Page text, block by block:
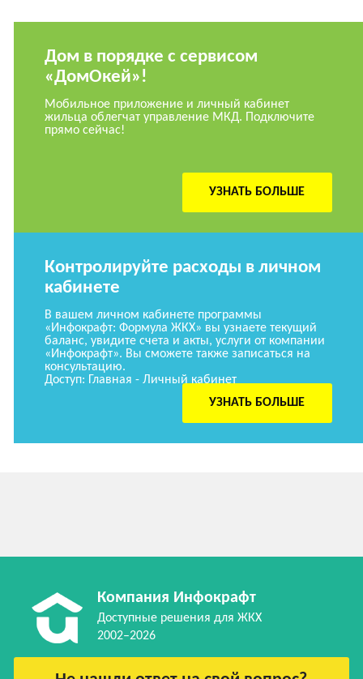
Дом в порядке с сервисом
«ДомОкей»!
Мобильное приложение и личный кабинет
жильца облегчат управление МКД. Подключите
прямо сейчас!
УЗНАТЬ БОЛЬШЕ
Контролируйте расходы в личном
кабинете
В вашем личном кабинете программы
«Инфокрафт: Формула ЖКХ» вы узнаете текущий
баланс, увидите счета и акты, услуги от компании
«Инфокрафт». Вы сможете также записаться на
консультацию.
Доступ: Главная - Личный кабинет
УЗНАТЬ БОЛЬШЕ
Компания Инфокрафт
Доступные решения для ЖКХ
2002–2026